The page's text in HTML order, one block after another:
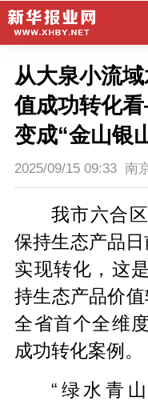
从大泉小流
值成功转化
变成“金山银
2025/09/15 09:33 南
我市六合
保持生态产品
实现转化，这
持生态产品价值
全省首个全维
成功转化案例。
“绿水青